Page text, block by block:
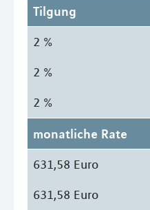
Tilgung
2 %
2 %
2 %
monatliche Rate
631,58 Euro
631,58 Euro